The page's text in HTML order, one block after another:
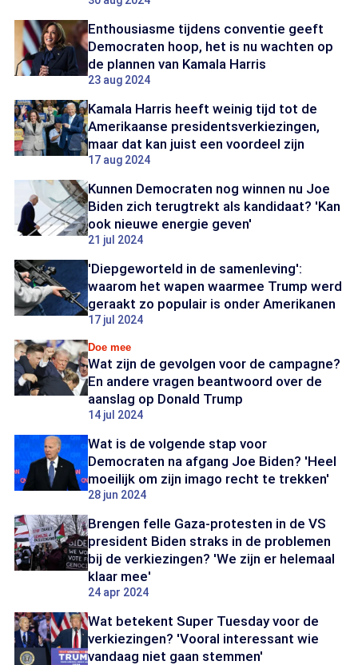
Enthousiasme tijdens conventie geeft
Democraten hoop, het is nu wachten op
de plannen van Kamala Harris
23 aug 2024
Kamala Harris heeft weinig tijd tot de
Amerikaanse presidentsverkiezingen,
maar dat kan juist een voordeel zijn
17 aug 2024
Kunnen Democraten nog winnen nu Joe
Biden zich terugtrekt als kandidaat? 'Kan
ook nieuwe energie geven'
21 jul 2024
'Diepgeworteld in de samenleving':
waarom het wapen waarmee Trump werd
geraakt zo populair is onder Amerikanen
17 jul 2024
Doe mee
Wat zijn de gevolgen voor de campagne?
En andere vragen beantwoord over de
aanslag op Donald Trump
14 jul 2024
Wat is de volgende stap voor
Democraten na afgang Joe Biden? 'Heel
moeilijk om zijn imago recht te trekken'
28 jun 2024
Brengen felle Gaza-protesten in de VS
president Biden straks in de problemen
bij de verkiezingen? 'We zijn er helemaal
klaar mee'
24 apr 2024
Wat betekent Super Tuesday voor de
verkiezingen? 'Vooral interessant wie
vandaag niet gaan stemmen'